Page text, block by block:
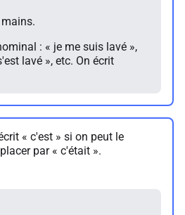
: « je me suis lavé »,
lavé », etc. On écrit
« c'est » si on peut le
par « c'était ».